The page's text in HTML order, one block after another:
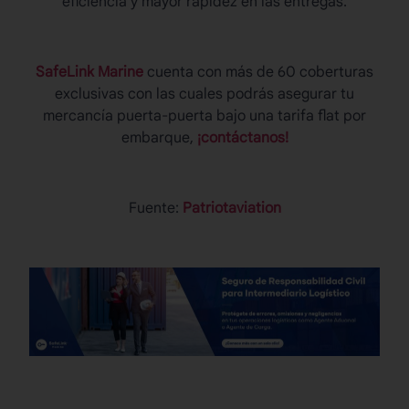
SafeLink Marine cuenta con más de 60 coberturas
exclusivas con las cuales podrás asegurar tu
mercancía puerta-puerta bajo una tarifa flat por
embarque, ¡contáctanos!
Fuente: Patriotaviation